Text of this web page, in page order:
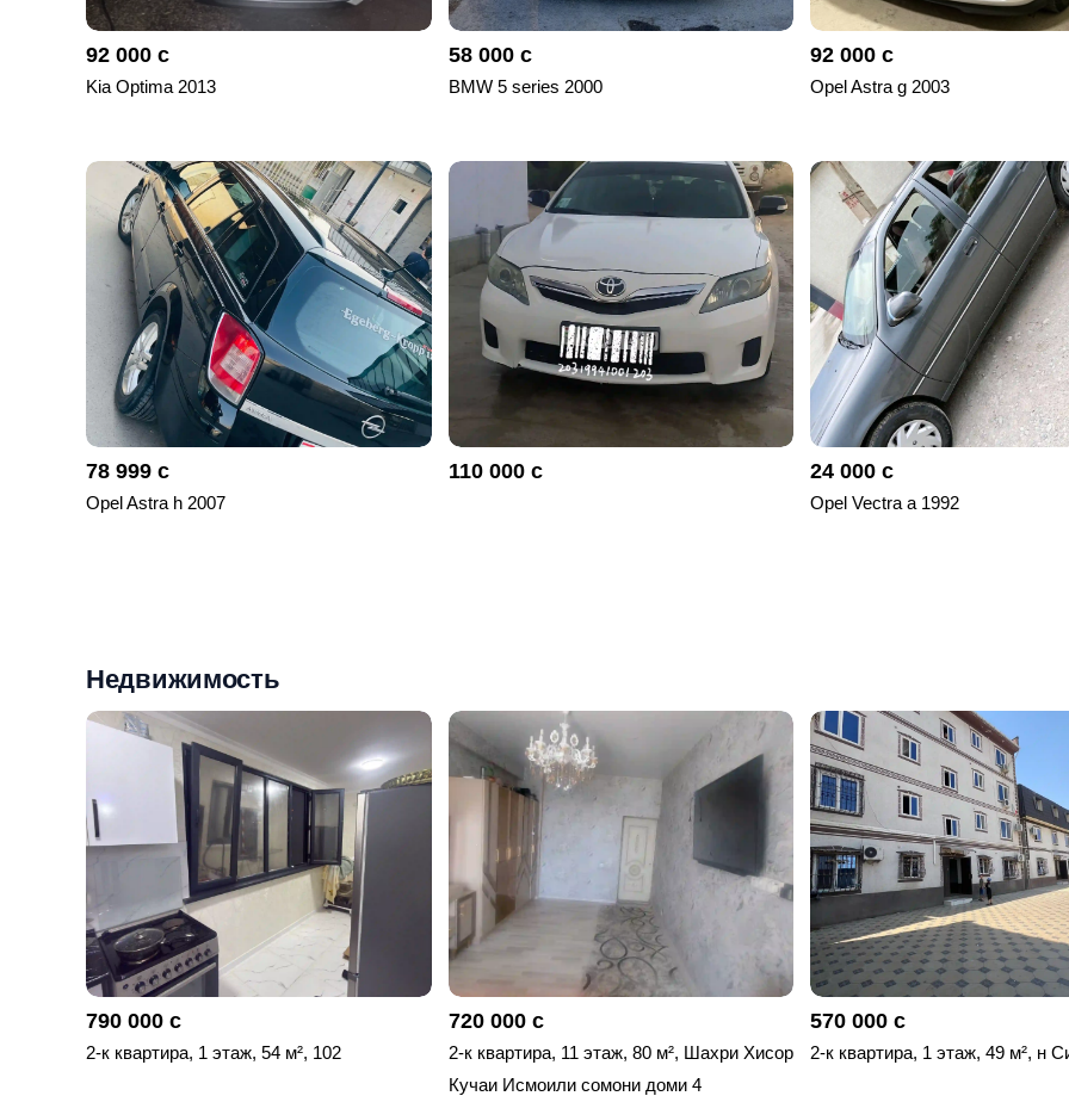
92 000 с
Kia Optima 2013
58 000 с
BMW 5 series 2000
92 000 с
Opel Astra g 2003
78 999 с
Opel Astra h 2007
110 000 с 24 000 с
Opel Vectra a 1992
Недвижимость
790 000 с
2-к квартира, 1 этаж, 54 м², 102
720 000 с
2-к квартира, 11 этаж, 80 м², Шахри Хисор
Кучаи Исмоили сомони доми 4
570 000 с
2-к квартира, 1 этаж, 49 м², н